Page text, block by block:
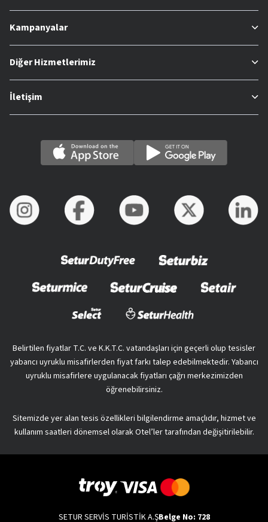
Kampanyalar
Diğer Hizmetlerimiz
İletişim
Belirtilen fiyatlar T.C. ve K.K.T.C. vatandaşları için geçerli olup tesisler
yabancı uyruklu misafirlerden fiyat farkı talep edebilmektedir. Yabancı
uyruklu misafirlere uygulanacak fiyatları çağrı merkezimizden
öğrenebilirsiniz.
Sitemizde yer alan tesis özellikleri bilgilendirme amaçlıdır, hizmet ve
kullanım saatleri dönemsel olarak Otel’ler tarafından değişitirilebilir.
SETUR SERVİS TURİSTİK A.ŞBelge No: 728